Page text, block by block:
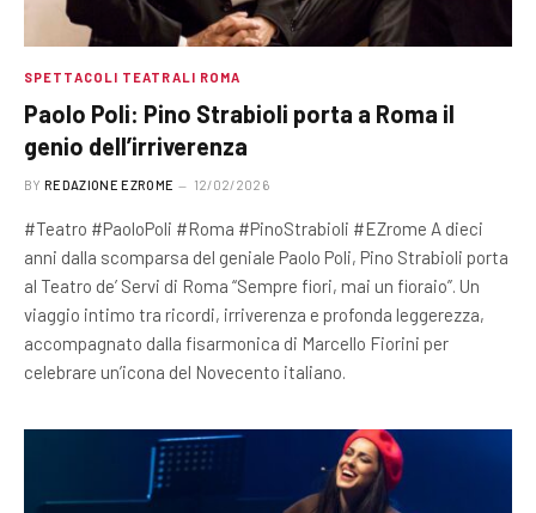
SPETTACOLI TEATRALI ROMA
Paolo Poli: Pino Strabioli porta a Roma il
genio dell’irriverenza
BY REDAZIONE EZROME 12/02/2026
#Teatro #PaoloPoli #Roma #PinoStrabioli #EZrome A dieci
anni dalla scomparsa del geniale Paolo Poli, Pino Strabioli porta
al Teatro de’ Servi di Roma “Sempre fiori, mai un fioraio”. Un
viaggio intimo tra ricordi, irriverenza e profonda leggerezza,
accompagnato dalla fisarmonica di Marcello Fiorini per
celebrare un’icona del Novecento italiano.